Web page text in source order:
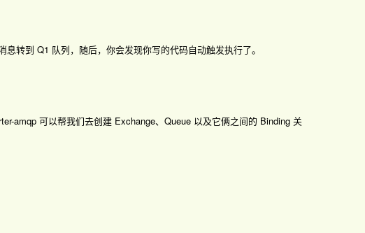
转到 Q1 队列，随后，你会发现你写的代码自动触发执行了。
amqp 可以帮我们去创建 Exchange、Queue 以及它俩之间的 Binding 关